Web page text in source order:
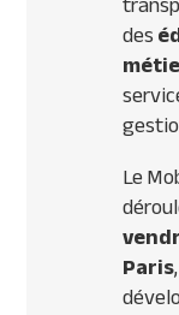
des
Le
Paris